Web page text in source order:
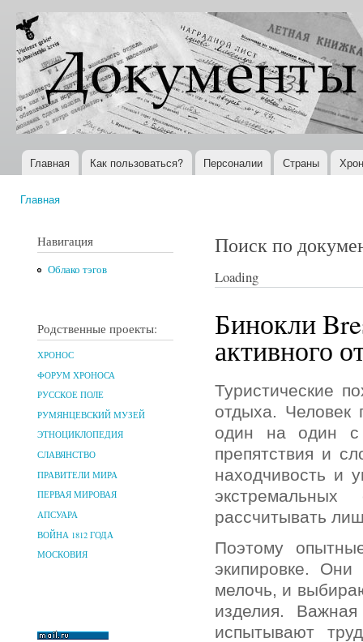
Документы
XX века
Всемирная
история в
Интернете
Главное меню
Главная Как пользоваться? Персоналии Страны
Главная
Навигация
Облако тэгов
Родственные проекты:
ХРОНОС
ФОРУМ ХРОНОСА
РУССКОЕ ПОЛЕ
РУМЯНЦЕВСКИЙ МУЗЕЙ
ЭТНОЦИКЛОПЕДИЯ
СЛАВЯНСТВО
ПРАВИТЕЛИ МИРА
ПЕРВАЯ МИРОВАЯ
АПСУАРА
ВОЙНА 1812 ГОДА
МОСКОВИЯ
Поиск по
Loading
Бинокли
активного
Туристические
отдыха. Человек
один на один с
препятствия и
находчивость и
рассчитывать
Поэтому
экипировке.
мелочь, и
изделия.
испытывают